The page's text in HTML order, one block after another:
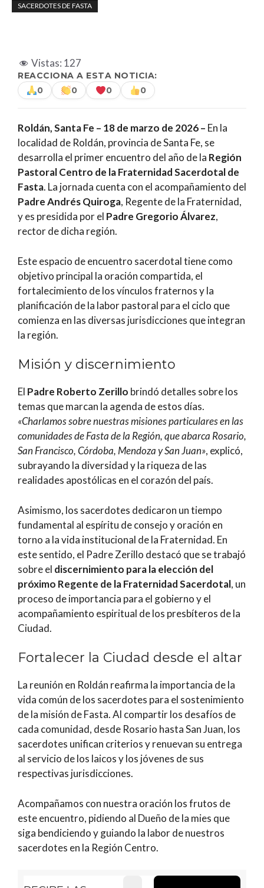
SACERDOTES DE FASTA
Vistas: 127
REACCIONA A ESTA NOTICIA:
0
0 0 0
Roldán, Santa Fe – 18 de marzo de 2026 – En la
localidad de Roldán, provincia de Santa Fe, se
desarrolla el primer encuentro del año de la Región
Pastoral Centro de la Fraternidad Sacerdotal de
Fasta. La jornada cuenta con el acompañamiento del
Padre Andrés Quiroga, Regente de la Fraternidad,
y es presidida por el Padre Gregorio Álvarez,
rector de dicha región.
Este espacio de encuentro sacerdotal tiene como
objetivo principal la oración compartida, el
fortalecimiento de los vínculos fraternos y la
planificación de la labor pastoral para el ciclo que
comienza en las diversas jurisdicciones que integran
la región.
Misión y discernimiento
El Padre Roberto Zerillo brindó detalles sobre los
temas que marcan la agenda de estos días.
«Charlamos sobre nuestras misiones particulares en las
comunidades de Fasta de la Región, que abarca Rosario,
San Francisco, Córdoba, Mendoza y San Juan», explicó,
subrayando la diversidad y la riqueza de las
realidades apostólicas en el corazón del país.
Asimismo, los sacerdotes dedicaron un tiempo
fundamental al espíritu de consejo y oración en
torno a la vida institucional de la Fraternidad. En
este sentido, el Padre Zerillo destacó que se trabajó
sobre el discernimiento para la elección del
próximo Regente de la Fraternidad Sacerdotal, un
proceso de importancia para el gobierno y el
acompañamiento espiritual de los presbíteros de la
Ciudad.
Fortalecer la Ciudad desde el altar
La reunión en Roldán reafirma la importancia de la
vida común de los sacerdotes para el sostenimiento
de la misión de Fasta. Al compartir los desafíos de
cada comunidad, desde Rosario hasta San Juan, los
sacerdotes unifican criterios y renuevan su entrega
al servicio de los laicos y los jóvenes de sus
respectivas jurisdicciones.
Acompañamos con nuestra oración los frutos de
este encuentro, pidiendo al Dueño de la mies que
siga bendiciendo y guiando la labor de nuestros
sacerdotes en la Región Centro.